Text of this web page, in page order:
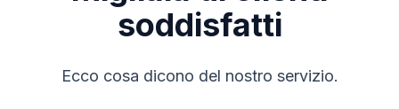
carta, lo fai a tuo rischio e pericolo.
soddisfatti
Ecco cosa dicono del nostro servizio.